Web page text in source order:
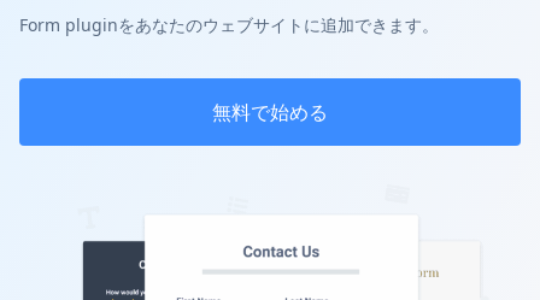
Form pluginをあなたのウェブサイトに追加できます。
無料で始める